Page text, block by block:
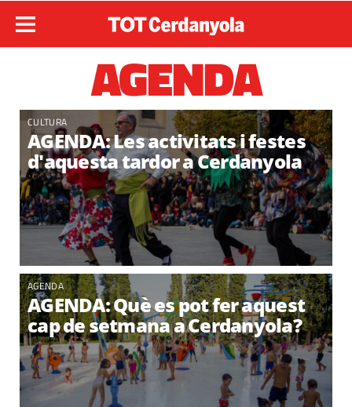
AGENDA
CULTURA
AGENDA: Les activitats i festes
d'aquesta tardor a Cerdanyola
AGENDA
AGENDA: Què es pot fer aquest
cap de setmana a Cerdanyola?